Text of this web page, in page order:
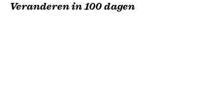
Veranderen in 100 dagen